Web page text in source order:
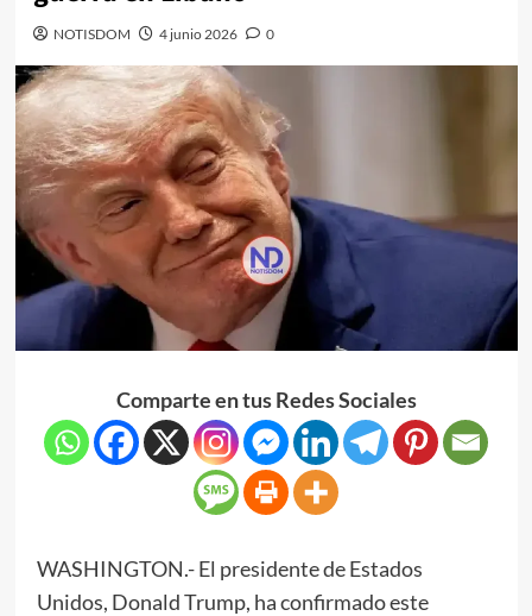
NOTISDOM 4 junio 2026 0
Comparte en tus Redes Sociales
WASHINGTON.- El presidente de Estados
Unidos, Donald Trump, ha confirmado este